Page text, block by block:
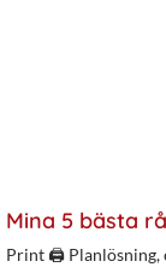
Mina 5 bästa
Print 🖨 Planlösning,